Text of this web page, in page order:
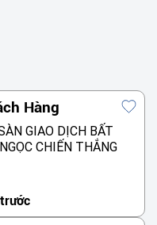
Hàng
GIAO DỊCH BẤT
CHIẾN THẮNG